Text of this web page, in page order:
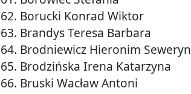
62. Borucki Konrad Wiktor
63. Brandys Teresa Barbara
64. Brodniewicz Hieronim Seweryn
65. Brodzińska Irena Katarzyna
66. Bruski Wacław Antoni